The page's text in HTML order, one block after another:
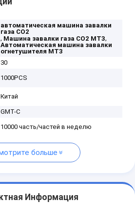
автоматическая машина завалки
газа СО2
, Машина завалки газа СО2 MT3,
Автоматическая машина завалки
огнетушителя MT3
30
1000PCS
Китай
GMT-C
10000 часть/частей в неделю
больше
Информация